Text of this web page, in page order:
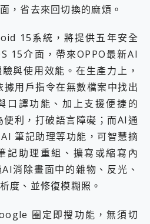
，省去來回切換的麻煩。
15系統，將提供五年安全
15介面，帶來OPPO最新AI
與使用效能。在生產力上，
用戶指令在無數檔案中找出
口譯功能、加上支援便捷的
利，打破語言障礙；而AI通
筆記助理等功能，可智慧摘
記助理重組、擴寫或縮寫內
消除畫面中的雜物、反光、
度、並修復模糊照。
圈定即搜功能，無須切